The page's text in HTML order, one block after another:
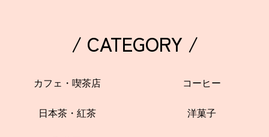
/ CATEGORY /
カフェ・喫茶店 コーヒー
日本茶・紅茶 洋菓子